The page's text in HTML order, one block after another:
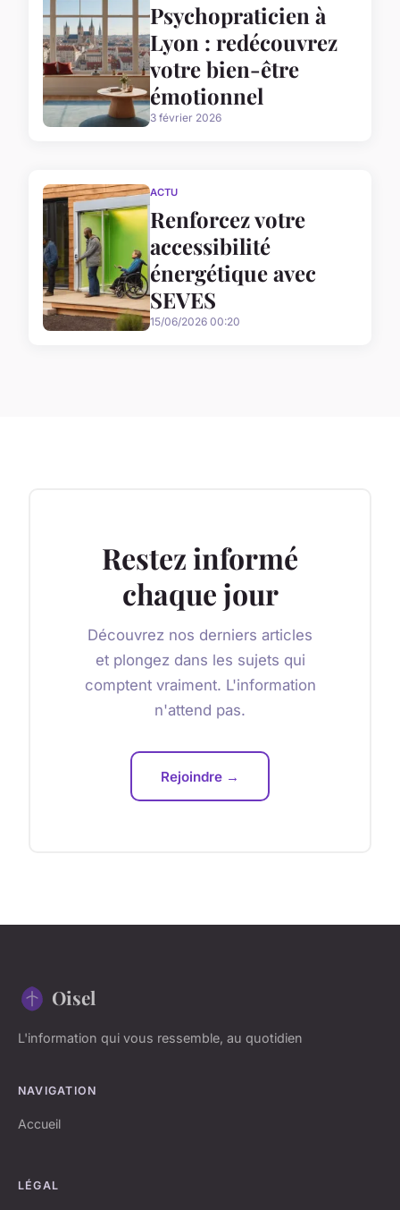
Psychopraticien à
Lyon : redécouvrez
votre bien-être
émotionnel
3 février 2026
ACTU
Renforcez votre
accessibilité
énergétique avec
SEVES
15/06/2026 00:20
Restez informé
chaque jour
Découvrez nos derniers articles
et plongez dans les sujets qui
comptent vraiment. L'information
n'attend pas.
Rejoindre →
Oisel
L'information qui vous ressemble, au quotidien
NAVIGATION
Accueil
LÉGAL